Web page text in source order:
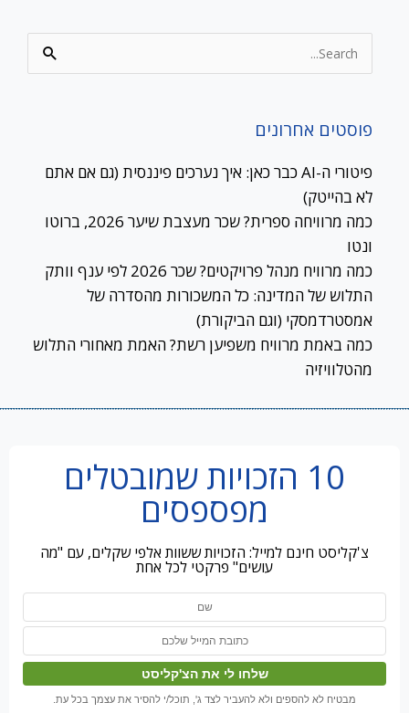
Search
for:
פוסטים אחרונים
פיטורי ה-AI כבר כאן: איך נערכים פיננסית (גם אם אתם
לא בהייטק)
כמה מרוויחה ספרית? שכר מעצבת שיער 2026, ברוטו
ונטו
כמה מרוויח מנהל פרויקטים? שכר 2026 לפי ענף וותק
התלוש של המדינה: כל המשכורות מהסדרה של
אמסטרדמסקי (וגם הביקורת)
כמה באמת מרוויח משפיען רשת? האמת מאחורי התלוש
מהטלוויזיה
10 הזכויות שמובטלים
מפספסים
צ'קליסט חינם למייל: הזכויות ששוות אלפי שקלים, עם "מה
עושים" פרקטי לכל אחת
מבטיח לא להספים ולא להעביר לצד ג', תוכל/י להסיר את עצמך בכל עת.